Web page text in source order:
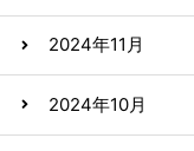
2024年11月
2024年10月